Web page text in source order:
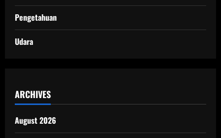
Pengetahuan
Udara
ARCHIVES
August 2026